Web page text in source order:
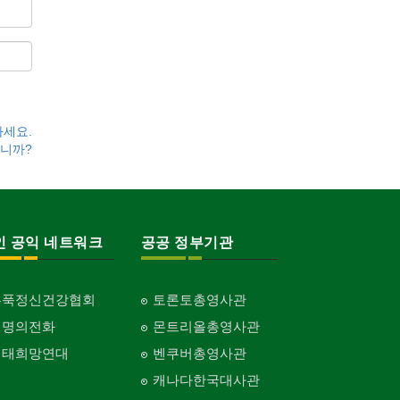
요.
까?
공익 네트워크
정신건강협회
의전화
희망연대
공공 정부기관
토론토총영사관
몬트리올총영사관
벤쿠버총영사관
캐나다한국대사관